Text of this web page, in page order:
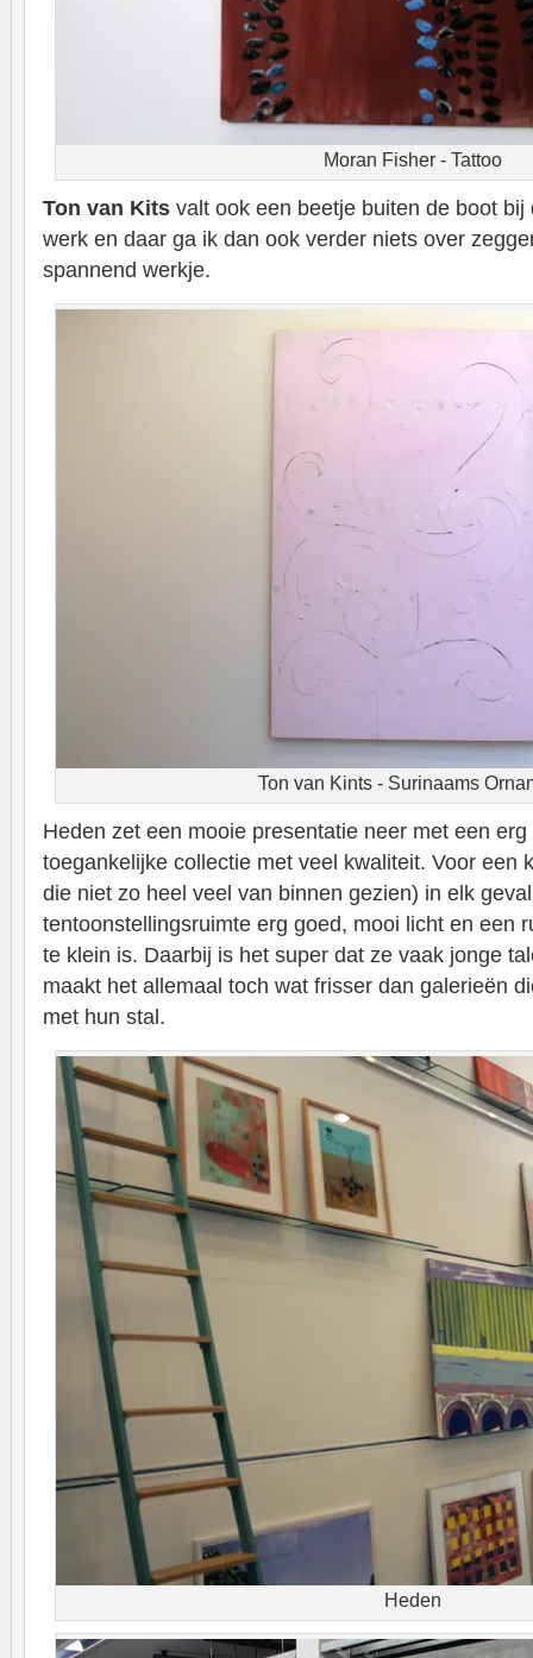
Moran Fisher - Tattoo
Ton van Kits valt ook een beetje buiten de boot
werk en daar ga ik dan ook verder niets over
spannend werkje.
Ton van Kints - Surinaams
Heden zet een mooie presentatie neer met een
toegankelijke collectie met veel kwaliteit. Voor een
die niet zo heel veel van binnen gezien) in elk
tentoonstellingsruimte erg goed, mooi licht en een
te klein is. Daarbij is het super dat ze vaak jonge
maakt het allemaal toch wat frisser dan galerieën
met hun stal.
Heden